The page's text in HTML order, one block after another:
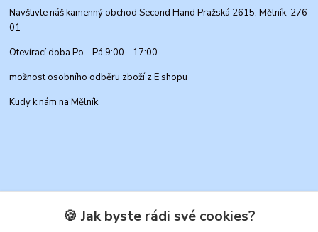
Navštivte náš kamenný obchod Second Hand Pražská 2615, Mělník, 276
01
Otevírací doba Po - Pá 9:00 - 17:00
možnost osobního odběru zboží z E shopu
Kudy k nám na Mělník
Kontakty🍪 Jak byste rádi své cookies?